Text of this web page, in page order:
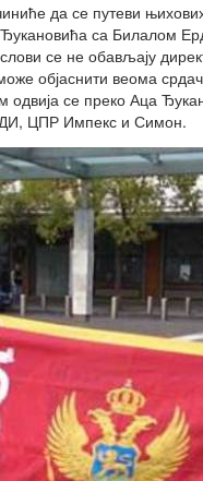
да се путеви
са Билалом
се не обављају
објаснити веома
се преко Аца
ЦПР Импекс и Симон.